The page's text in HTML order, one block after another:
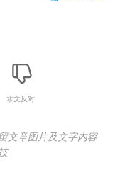
水文反对
文章图片及文字内容